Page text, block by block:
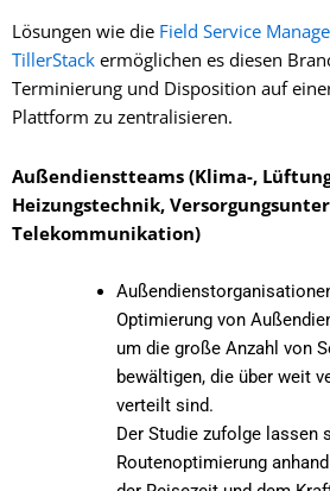
Lösungen wie die Field Service
TillerStack ermöglichen es diesen
Terminierung und Disposition auf
Plattform zu zentralisieren.
Außendienstteams (Klima-,
Heizungstechnik,
Telekommunikation)
Optimierung von
um die große Anzahl von
bewältigen, die über weit
verteilt sind.
Der Studie zufolge lassen
Routenoptimierung